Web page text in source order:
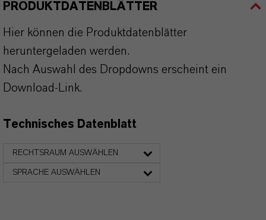
PRODUKTDATENBLÄTTER
Hier können die Produktdatenblätter
heruntergeladen werden.
Nach Auswahl des Dropdowns erscheint ein
Download-Link.
Technisches Datenblatt
RECHTSRAUM AUSWÄHLEN
SPRACHE AUSWÄHLEN